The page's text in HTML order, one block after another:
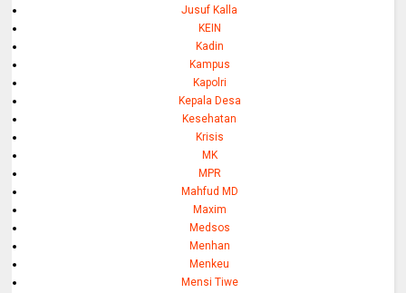
Jusuf Kalla
KEIN
Kadin
Kampus
Kapolri
Kepala Desa
Kesehatan
Krisis
MK
MPR
Mahfud MD
Maxim
Medsos
Menhan
Menkeu
Mensi Tiwe